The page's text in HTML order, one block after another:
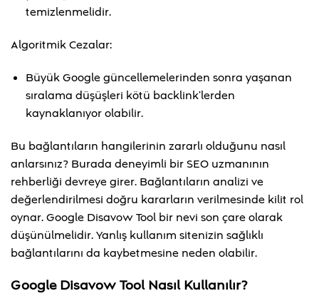
temizlenmelidir.
Algoritmik Cezalar:
Büyük Google güncellemelerinden sonra yaşanan
sıralama düşüşleri kötü backlink’lerden
kaynaklanıyor olabilir.
Bu bağlantıların hangilerinin zararlı olduğunu nasıl
anlarsınız? Burada deneyimli bir SEO uzmanının
rehberliği devreye girer. Bağlantıların analizi ve
değerlendirilmesi doğru kararların verilmesinde kilit rol
oynar. Google Disavow Tool bir nevi son çare olarak
düşünülmelidir. Yanlış kullanım sitenizin sağlıklı
bağlantılarını da kaybetmesine neden olabilir.
Google Disavow Tool Nasıl Kullanılır?